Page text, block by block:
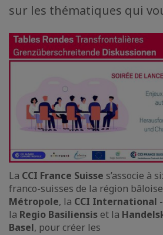
sur les thématiques qui
La CCI France Suisse s’associe à
franco-suisses de la région
Métropole, la CCI International
la Regio Basiliensis et la
Basel, pour créer les